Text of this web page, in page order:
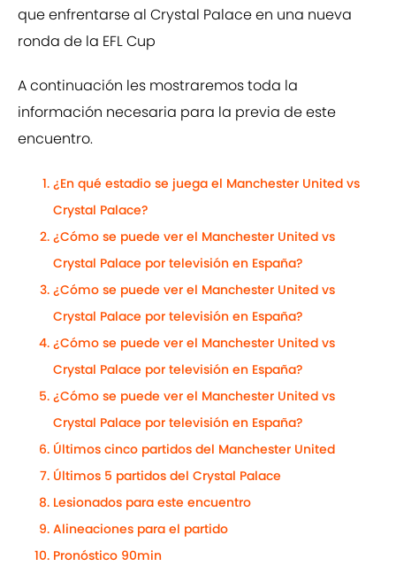
que enfrentarse al Crystal Palace en una nueva
ronda de la EFL Cup
A continuación les mostraremos toda la
información necesaria para la previa de este
encuentro.
¿En qué estadio se juega el Manchester United vs
Crystal Palace?
¿Cómo se puede ver el Manchester United vs
Crystal Palace por televisión en España?
¿Cómo se puede ver el Manchester United vs
Crystal Palace por televisión en España?
¿Cómo se puede ver el Manchester United vs
Crystal Palace por televisión en España?
¿Cómo se puede ver el Manchester United vs
Crystal Palace por televisión en España?
Últimos cinco partidos del Manchester United
Últimos 5 partidos del Crystal Palace
Lesionados para este encuentro
Alineaciones para el partido
Pronóstico 90min